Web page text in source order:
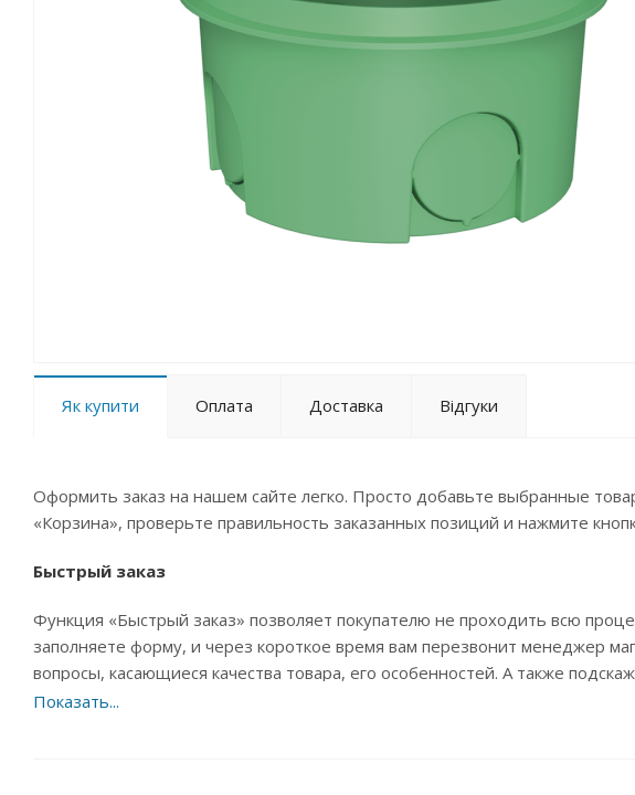
Як купити Оплата Доставка Відгуки
Оформить заказ на нашем сайте легко. Просто добавьте выбранные
«Корзина», проверьте правильность заказанных позиций и нажмите
Быстрый заказ
Функция «Быстрый заказ» позволяет покупателю не проходить всю
заполняете форму, и через короткое время вам перезвонит менеджер
вопросы, касающиеся качества товара, его особенностей. А также